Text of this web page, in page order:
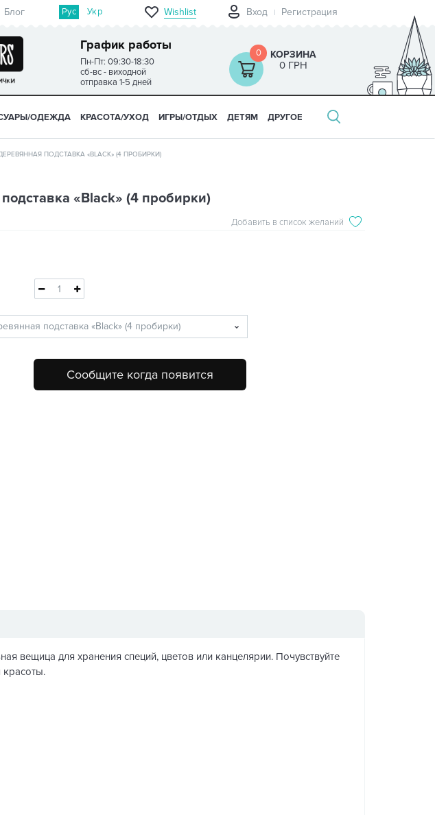
Блог Рус Укр Wishlist Вход Регистрация
График работы
Пн-Пт: 09:30-18:30
сб-вс - виходной
отправка 1-5 дней
0 КОРЗИНА
0 ГРН
ОДЕЖДА КРАСОТА/УХОД ИГРЫ/ОТДЫХ ДЕТЯМ ДРУГОЕ
ПОДСТАВКА «BLACK» (4 ПРОБИРКИ)
«Black» (4 пробирки)
Добавить в список желаний
Сообщите когда появится
вещица для хранения специй, цветов или канцелярии. Почувствуйте
красоты.